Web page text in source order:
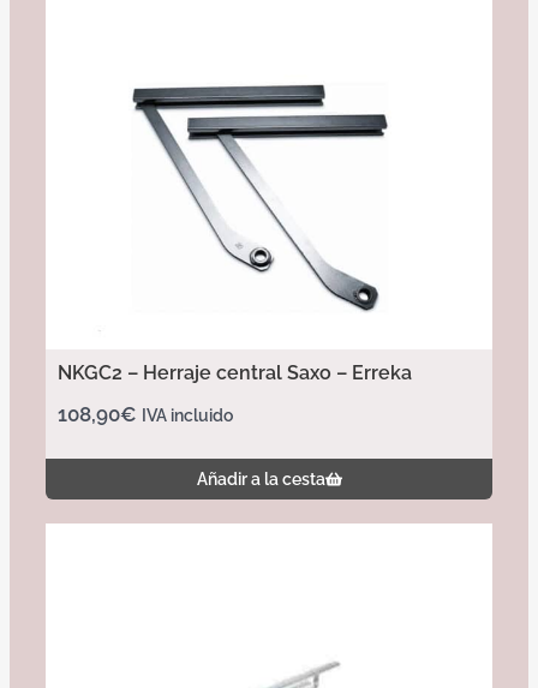
NKGC2 – Herraje central Saxo – Erreka
108,90€ IVA incluido
Añadir a la cesta